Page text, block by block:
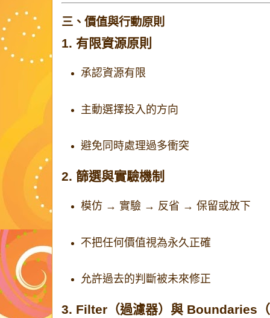
三、價值與行動原則
1. 有限資源原則
承認資源有限
主動選擇投入的方向
避免同時處理過多衝突
2. 篩選與實驗機制
模仿 → 實驗 → 反省 → 保留或放下
不把任何價值視為永久正確
允許過去的判斷被未來修正
3. Filter（過濾器）與 Boundaries